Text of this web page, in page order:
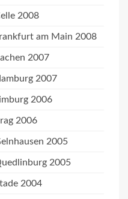
2008
am Main 2008
2007
2007
2006
2006
2005
2005
2004